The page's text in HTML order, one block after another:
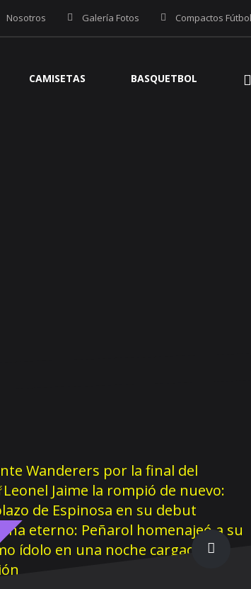
Nosotros Galería Fotos Compactos Fútbol
CAMISETAS BASQUETBOL
Wanderers por la final del
Jaime la rompió de nuevo:
de Espinosa en su debut